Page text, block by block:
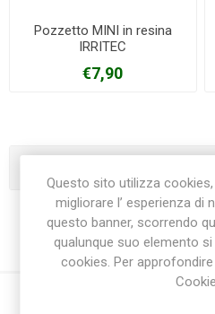
Pozzetto MINI in resina
IRRITEC
€7,90
Questo sito utilizza
migliorare l’ esperienza di
questo banner, scorrendo
qualunque suo elemento
cookies. Per